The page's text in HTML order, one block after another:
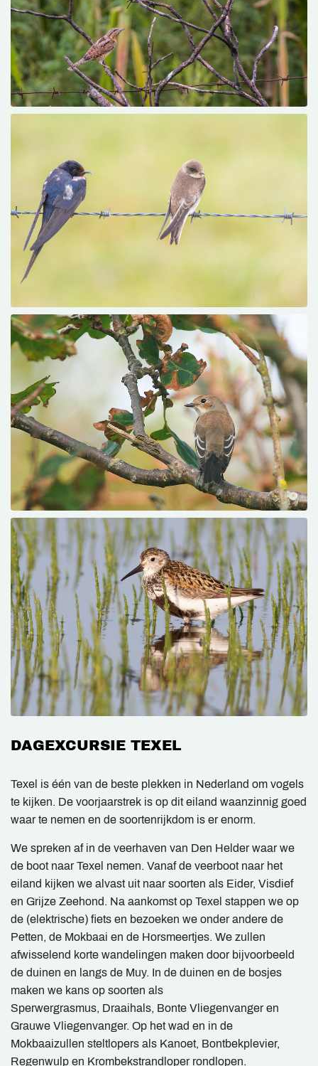
DAGEXCURSIE TEXEL
Texel is één van de beste plekken in Nederland om vogels
te kijken. De voorjaarstrek is op dit eiland waanzinnig goed
waar te nemen en de soortenrijkdom is er enorm.
We spreken af in de veerhaven van Den Helder waar we
de boot naar Texel nemen. Vanaf de veerboot naar het
eiland kijken we alvast uit naar soorten als Eider, Visdief
en Grijze Zeehond. Na aankomst op Texel stappen we op
de (elektrische) fiets en bezoeken we onder andere de
Petten, de Mokbaai en de Horsmeertjes. We zullen
afwisselend korte wandelingen maken door bijvoorbeeld
de duinen en langs de Muy. In de duinen en de bosjes
maken we kans op soorten als
Sperwergrasmus, Draaihals, Bonte Vliegenvanger en
Grauwe Vliegenvanger. Op het wad en in de
Mokbaaizullen steltlopers als Kanoet, Bontbekplevier,
Regenwulp en Krombekstrandloper rondlopen.